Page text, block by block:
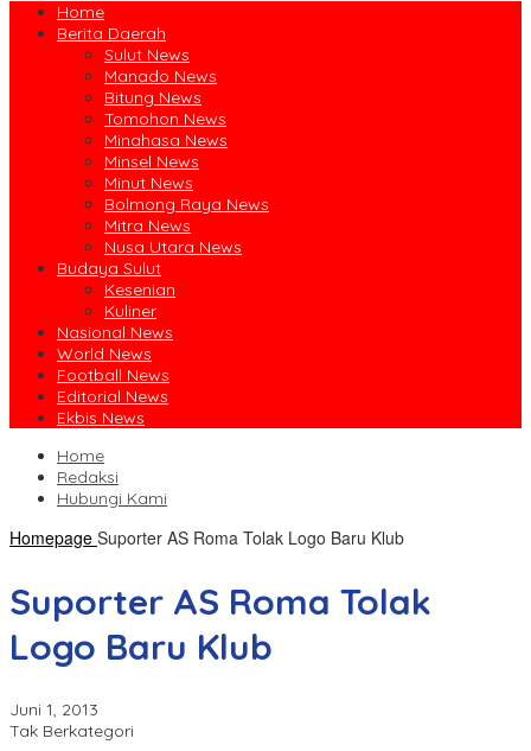
Home
Berita Daerah
Sulut News
Manado News
Bitung News
Tomohon News
Minahasa News
Minsel News
Minut News
Bolmong Raya News
Mitra News
Nusa Utara News
Budaya Sulut
Kesenian
Kuliner
Nasional News
World News
Football News
Editorial News
Ekbis News
Home
Redaksi
Hubungi Kami
Homepage Suporter AS Roma Tolak Logo Baru Klub
Suporter AS Roma Tolak
Logo Baru Klub
Juni 1, 2013
Tak Berkategori